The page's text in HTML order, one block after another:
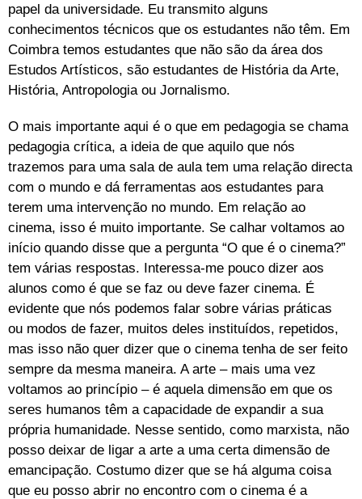
papel da universidade. Eu transmito alguns
conhecimentos técnicos que os estudantes não têm. Em
Coimbra temos estudantes que não são da área dos
Estudos Artísticos, são estudantes de História da Arte,
História, Antropologia ou Jornalismo.
O mais importante aqui é o que em pedagogia se chama
pedagogia crítica, a ideia de que aquilo que nós
trazemos para uma sala de aula tem uma relação directa
com o mundo e dá ferramentas aos estudantes para
terem uma intervenção no mundo. Em relação ao
cinema, isso é muito importante. Se calhar voltamos ao
início quando disse que a pergunta “O que é o cinema?”
tem várias respostas. Interessa-me pouco dizer aos
alunos como é que se faz ou deve fazer cinema. É
evidente que nós podemos falar sobre várias práticas
ou modos de fazer, muitos deles instituídos, repetidos,
mas isso não quer dizer que o cinema tenha de ser feito
sempre da mesma maneira. A arte – mais uma vez
voltamos ao princípio – é aquela dimensão em que os
seres humanos têm a capacidade de expandir a sua
própria humanidade. Nesse sentido, como marxista, não
posso deixar de ligar a arte a uma certa dimensão de
emancipação. Costumo dizer que se há alguma coisa
que eu posso abrir no encontro com o cinema é a